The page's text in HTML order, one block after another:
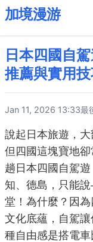
加境漫游
日本四國自
推薦與實用
Jan 11, 2026 13:33最
說起日本旅遊，大
但四國這塊寶地
趟日本四國自駕
知、德島，只能
堂！為什麼？因
文化底蘊，自駕
種自由感是搭電車